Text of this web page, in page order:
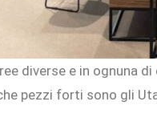
diverse e in ognuna
pezzi forti sono gli